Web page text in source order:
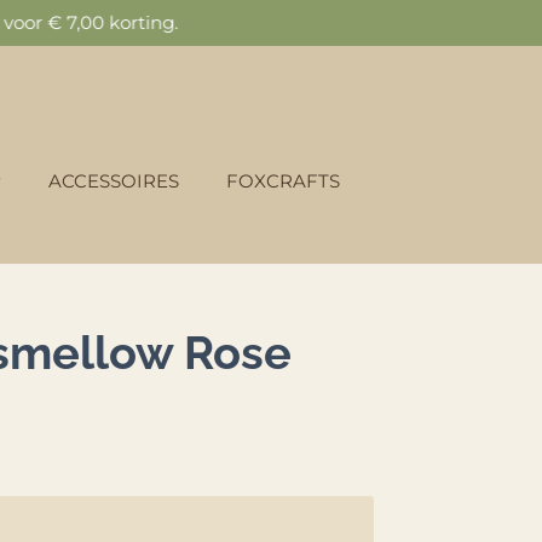
€ 7,00 korting.
ACCESSOIRES FOXCRAFTS
Rose